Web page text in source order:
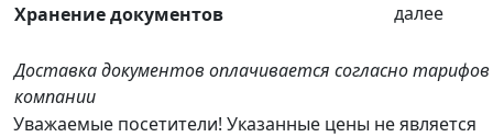
Хранение документов
далее
Доставка документов оплачивается согласно
компании
Уважаемые посетители! Указанные цены не является